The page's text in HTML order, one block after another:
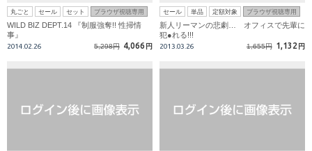
丸ごと セール セット ブラウザ視聴専用
WILD BIZ DEPT.14 『制服強奪!! 性掃情
事』
2014.02.26 5,298円 4,066 円
セール 単品 定額対象 ブラウザ視聴専用
新人リーマンの悲劇… オフィスで先輩に
犯●れる!!!
2013.03.26 1,655円 1,132 円